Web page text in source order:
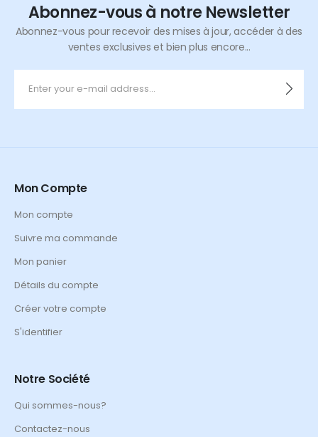
Abonnez-vous à notre Newsletter
Abonnez-vous pour recevoir des mises à jour, accéder à des
ventes exclusives et bien plus encore...
Mon Compte
Mon compte
Suivre ma commande
Mon panier
Détails du compte
Créer votre compte
S'identifier
Notre Société
Qui sommes-nous?
Contactez-nous